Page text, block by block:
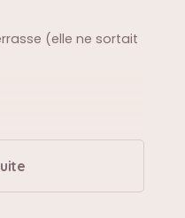
(elle ne sortait
en bois